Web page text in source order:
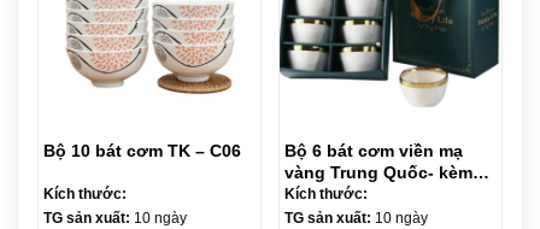
Bộ 10 bát cơm TK – C06
Kích thước:
TG sản xuất: 10 ngày
Bộ 6 bát cơm viền mạ
vàng Trung Quốc- kèm
đũa
Kích thước:
TG sản xuất: 10 ngày